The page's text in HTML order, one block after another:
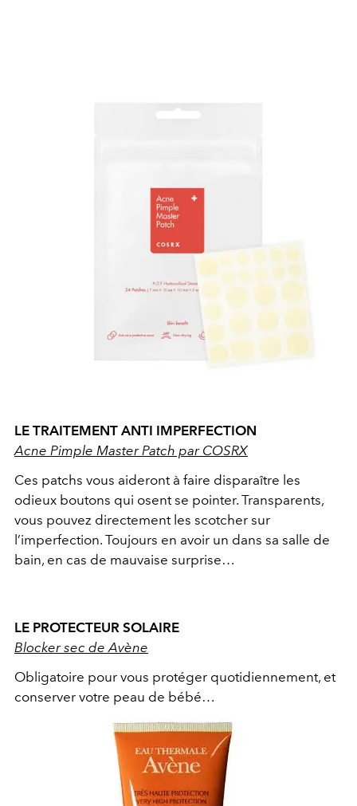
LE TRAITEMENT ANTI IMPERFECTION
Acne Pimple Master Patch par COSRX
Ces patchs vous aideront à faire disparaître les
odieux boutons qui osent se pointer. Transparents,
vous pouvez directement les scotcher sur
l’imperfection. Toujours en avoir un dans sa salle de
bain, en cas de mauvaise surprise…
LE PROTECTEUR SOLAIRE
Blocker sec de Avène
Obligatoire pour vous protéger quotidiennement, et
conserver votre peau de bébé…